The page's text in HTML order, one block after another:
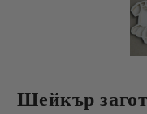
Шейкър